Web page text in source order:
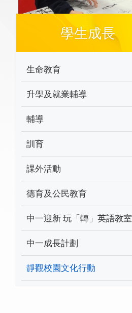
學生成長
生命教育
升學及就業輔導
輔導
訓育
課外活動
德育及公民教育
中一迎新 玩「轉」英語教室
中一成長計劃
靜觀校園文化行動